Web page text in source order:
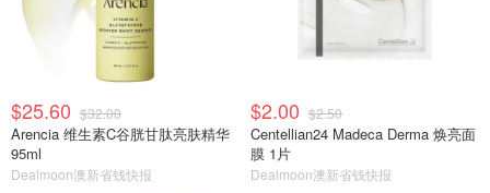
$25.60 $32.00
Arencia 维生素C谷胱甘肽亮肤精华
95ml
Dealmoon澳新省钱快报
$2.00 $2.50
Centellian24 Madeca Derma 焕亮面
膜 1片
Dealmoon澳新省钱快报